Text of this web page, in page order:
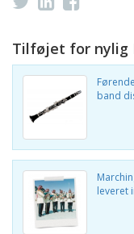
Tilføjet for nylig
band
leveret